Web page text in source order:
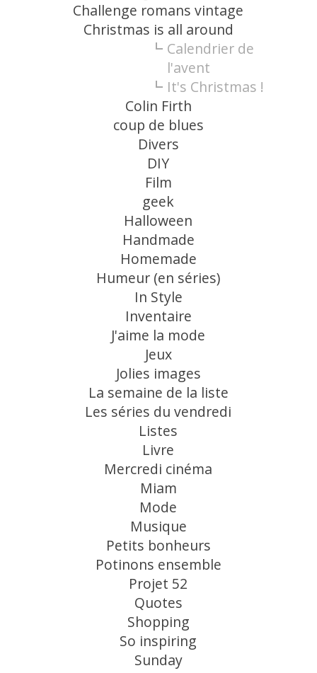
Challenge romans vintage
Christmas is all around
Calendrier de
l'avent
It's Christmas !
Colin Firth
coup de blues
Divers
DIY
Film
geek
Halloween
Handmade
Homemade
Humeur (en séries)
In Style
Inventaire
J'aime la mode
Jeux
Jolies images
La semaine de la liste
Les séries du vendredi
Listes
Livre
Mercredi cinéma
Miam
Mode
Musique
Petits bonheurs
Potinons ensemble
Projet 52
Quotes
Shopping
So inspiring
Sunday